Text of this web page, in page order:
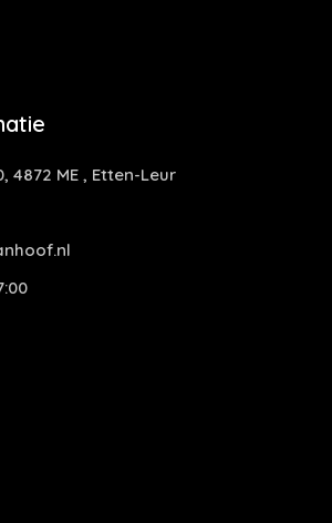
4872 ME , Etten-Leur